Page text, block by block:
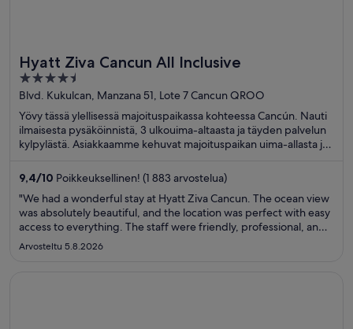
Hyatt Ziva Cancun All Inclusive
4.5
out
of
5
Blvd. Kukulcan, Manzana 51, Lote 7 Cancun QROO
Yövy tässä ylellisessä majoituspaikassa kohteessa Cancún. Nauti
ilmaisesta pysäköinnistä, 3 ulkouima-altaasta ja täyden palvelun
kylpylästä. Asiakkaamme kehuvat majoituspaikan uima-allasta ja
La Islan ostoskeskus ja Delfinesin ranta, jotka ovat suosittuja
nähtävyyksiä.
9,4/10 Poikkeuksellinen! (1 883 arvostelua)
"We had a wonderful stay at Hyatt Ziva Cancun. The ocean view
was absolutely beautiful, and the location was perfect with easy
access to everything. The staff were friendly, professional, and
always willing to help. Overall, it was a fantastic experience, and
Arvosteltu 5.8.2026